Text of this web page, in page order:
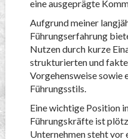
eine ausgeprägte
Aufgrund meiner
Führungserfahrung
Nutzen durch kurze
strukturierten und
Vorgehensweise
Führungsstils.
Eine wichtige Position
Führungskräfte ist
Unternehmen steht vor